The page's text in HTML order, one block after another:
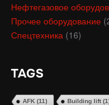
Нефтегазовое
Прочее оборудование
Спецтехника (16)
TAGS
AFK(11) Building lift